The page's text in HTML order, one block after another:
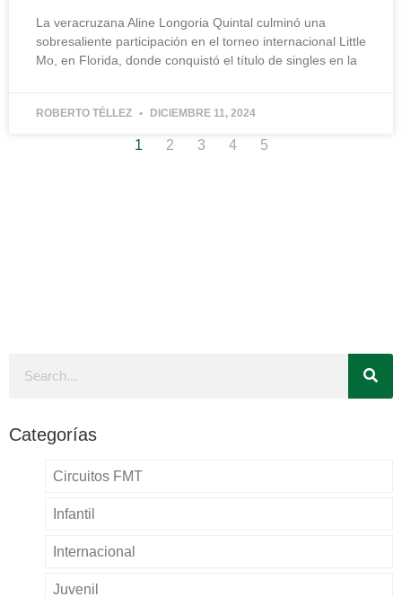
La veracruzana Aline Longoria Quintal culminó una
sobresaliente participación en el torneo internacional Little
Mo, en Florida, donde conquistó el título de singles en la
ROBERTO TÉLLEZ DICIEMBRE 11, 2024
1 2 3 4 5
Categorías
Circuitos FMT
Infantil
Internacional
Juvenil